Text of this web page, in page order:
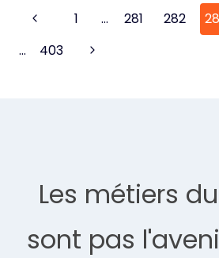
Page
navigation
Previous
Page
1 … 281 282
…
403
Next
Les métiers
sont pas